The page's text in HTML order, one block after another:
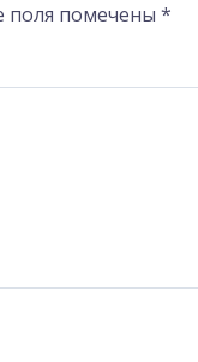
поля помечены *